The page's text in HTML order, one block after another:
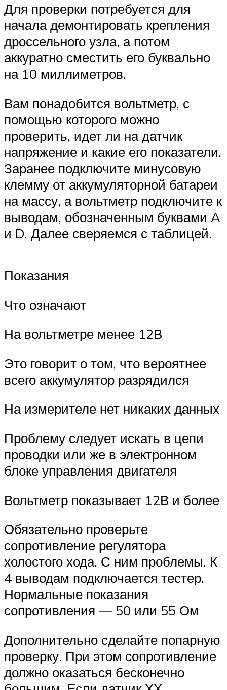
Для проверки потребуется для
начала демонтировать крепления
дроссельного узла, а потом
аккуратно сместить его буквально
на 10 миллиметров.
Вам понадобится вольтметр, с
помощью которого можно
проверить, идет ли на датчик
напряжение и какие его показатели.
Заранее подключите минусовую
клемму от аккумуляторной батареи
на массу, а вольтметр подключите к
выводам, обозначенным буквами A
и D. Далее сверяемся с таблицей.
Показания
Что означают
На вольтметре менее 12В
Это говорит о том, что вероятнее
всего аккумулятор разрядился
На измерителе нет никаких данных
Проблему следует искать в цепи
проводки или же в электронном
блоке управления двигателя
Вольтметр показывает 12В и более
Обязательно проверьте
сопротивление регулятора
холостого хода. С ним проблемы. К
4 выводам подключается тестер.
Нормальные показания
сопротивления — 50 или 55 Ом
Дополнительно сделайте попарную
проверку. При этом сопротивление
должно оказаться бесконечно